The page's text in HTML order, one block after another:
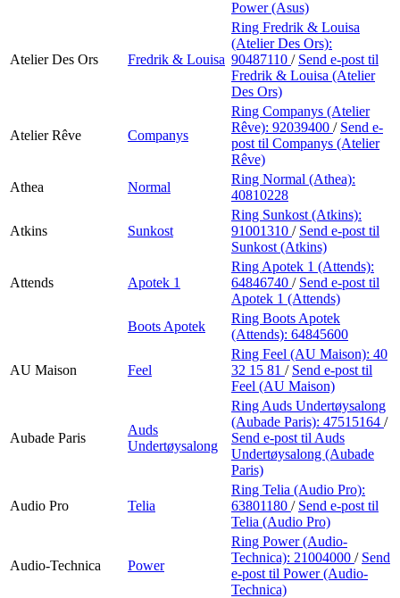
Power (Asus)
Atelier Des Ors Fredrik & Louisa
Ring Fredrik & Louisa
(Atelier Des Ors):
90487110 / Send e-post til
Fredrik & Louisa (Atelier
Des Ors)
Atelier Rêve Companys
Ring Companys (Atelier
Rêve): 92039400 / Send e-
post til Companys (Atelier
Rêve)
Athea
Normal
Ring Normal (Athea):
40810228
Atkins Sunkost
Ring Sunkost (Atkins):
91001310 / Send e-post til
Sunkost (Atkins)
Attends Apotek 1
Ring Apotek 1 (Attends):
64846740 / Send e-post til
Apotek 1 (Attends)
Boots Apotek
Ring Boots Apotek
(Attends): 64845600
AU Maison Feel
Ring Feel (AU Maison): 40
32 15 81 / Send e-post til
Feel (AU Maison)
Aubade Paris
Auds
Undertøysalong
Ring Auds Undertøysalong
(Aubade Paris): 47515164 /
Send e-post til Auds
Undertøysalong (Aubade
Paris)
Audio Pro Telia
Ring Telia (Audio Pro):
63801180 / Send e-post til
Telia (Audio Pro)
Audio-Technica Power
Ring Power (Audio-
Technica): 21004000 / Send
e-post til Power (Audio-
Technica)